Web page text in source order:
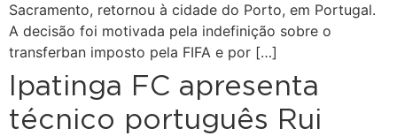
Sacramento, retornou à cidade do Porto, em Portugal.
A decisão foi motivada pela indefinição sobre o
transferban imposto pela FIFA e por […]
Ipatinga FC apresenta
técnico português Rui